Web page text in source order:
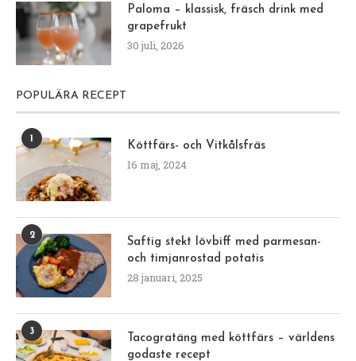
Paloma – klassisk, fräsch drink med
grapefrukt
30 juli, 2026
POPULÄRA RECEPT
1
Köttfärs- och Vitkålsfräs
16 maj, 2024
2
Saftig stekt lövbiff med parmesan-
och timjanrostad potatis
28 januari, 2025
3
Tacogratäng med köttfärs – världens
godaste recept